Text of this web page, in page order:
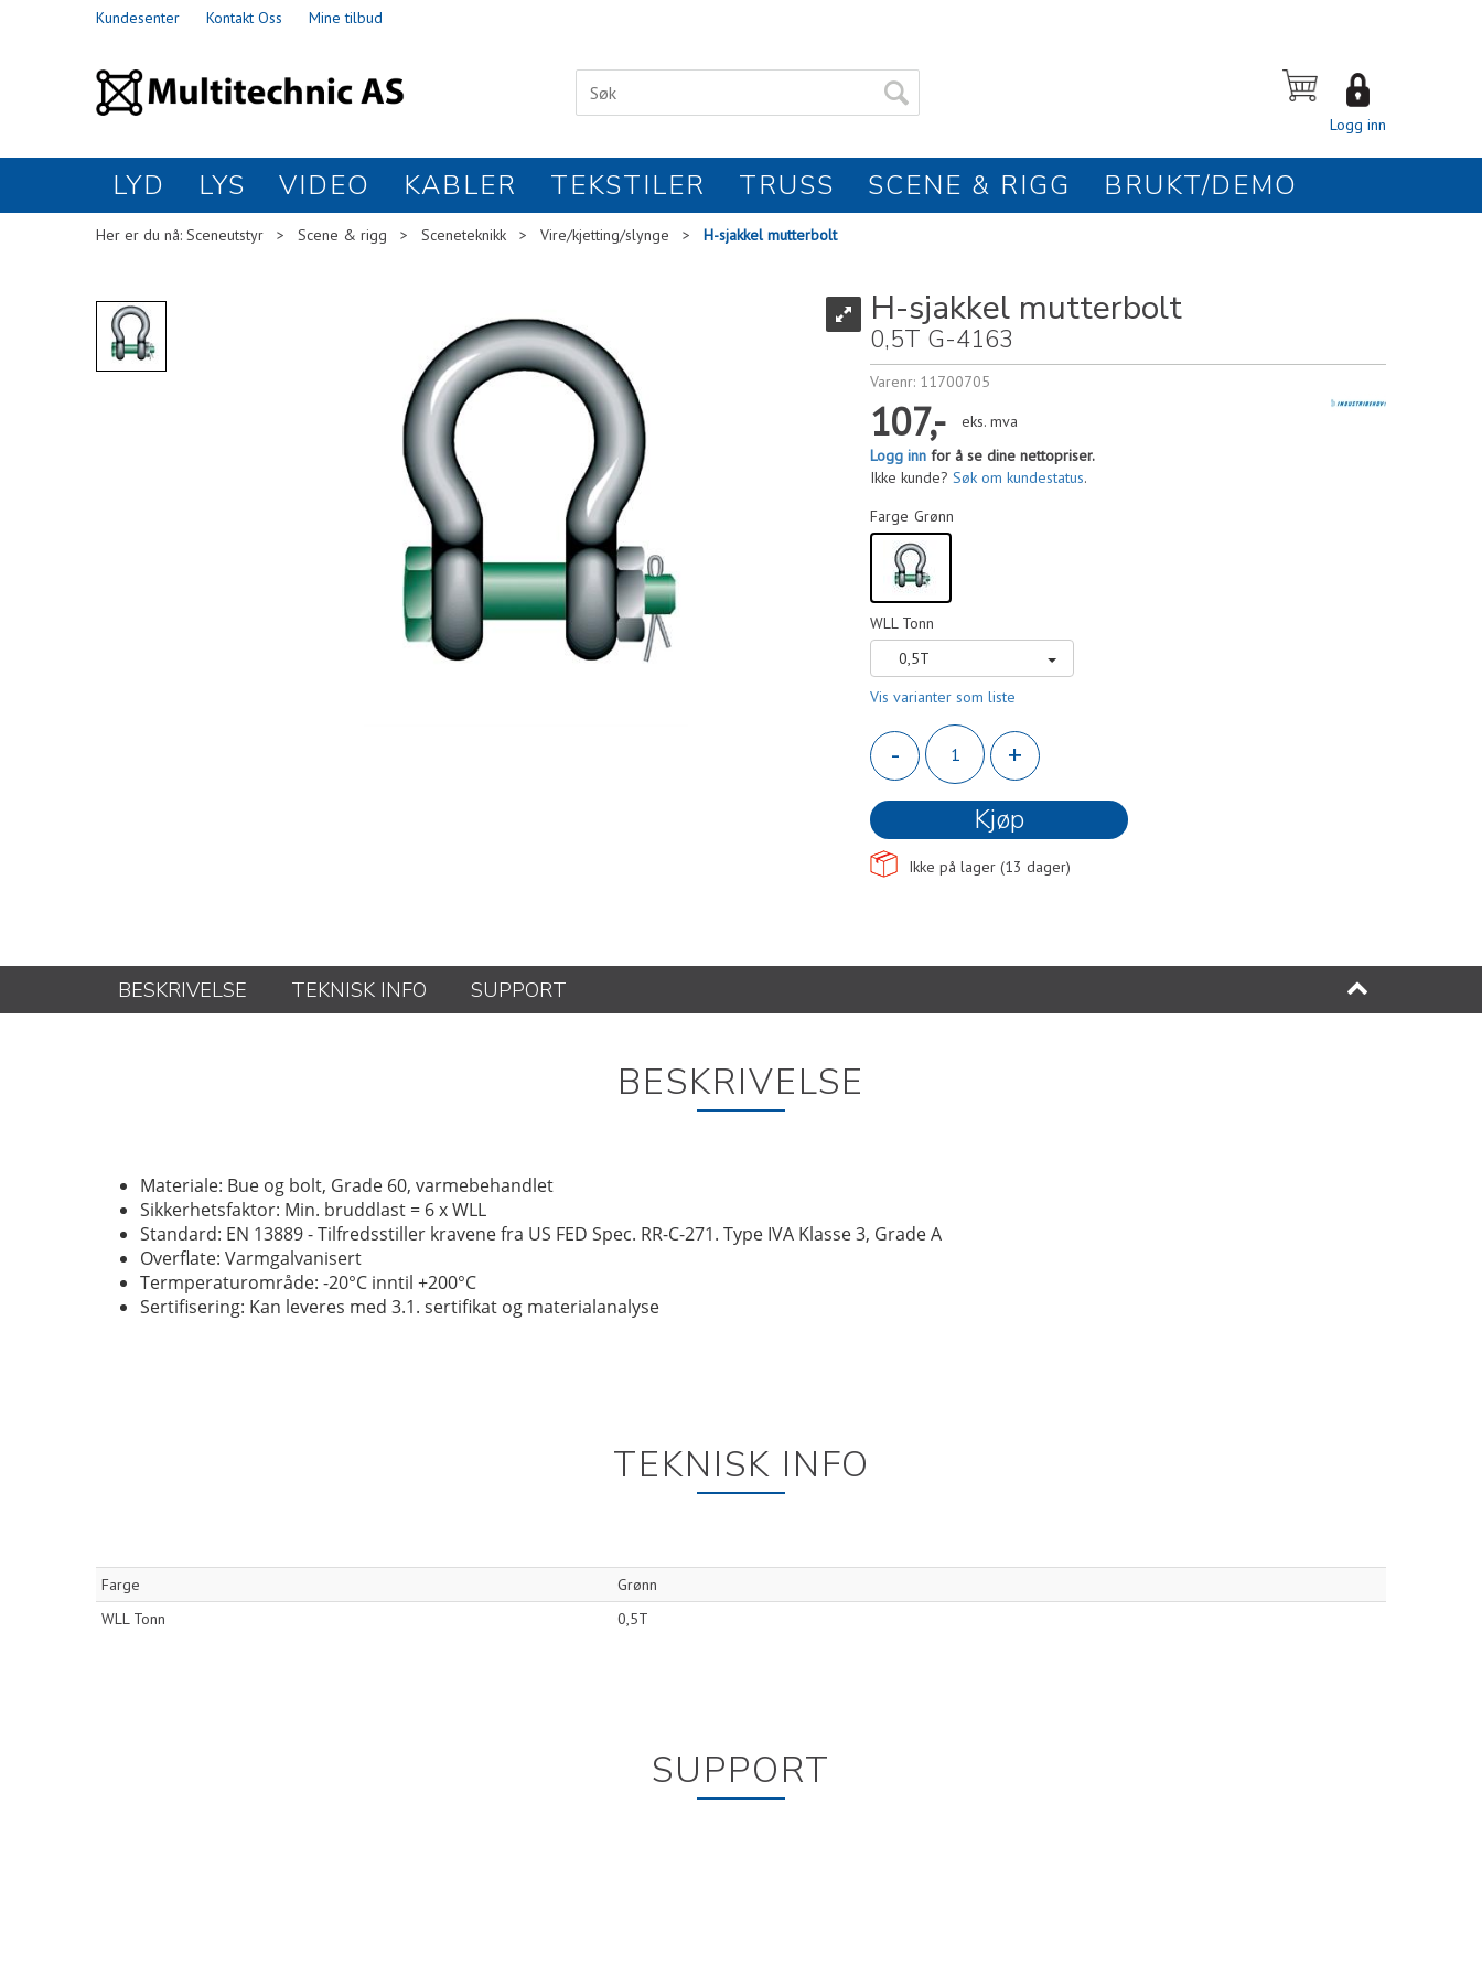
Kundesenter Kontakt Oss Mine tilbud
Logg inn
LYD LYS VIDEO KABLER TEKSTILER TRUSS SCENE & RIGG BRUKT/DEMO
Her er du nå: Sceneutstyr > Scene & rigg > Sceneteknikk > Vire/kjetting/slynge > H-sjakkel mutterbolt
H-sjakkel mutterbolt
0,5T G-4163
Varenr: 11700705
107,-
eks. mva
Logg inn for å se dine nettopriser.
Ikke kunde? Søk om kundestatus.
Farge Grønn
WLL Tonn
0,5T
Vis varianter som liste
-
+
Kjøp
Ikke på lager (13 dager)
BESKRIVELSE TEKNISK INFO SUPPORT
BESKRIVELSE
Materiale: Bue og bolt, Grade 60, varmebehandlet
Sikkerhetsfaktor: Min. bruddlast = 6 x WLL
Standard: EN 13889 - Tilfredsstiller kravene fra US FED Spec. RR-C-271. Type IVA Klasse 3, Grade A
Overflate: Varmgalvanisert
Termperaturområde: -20°C inntil +200°C
Sertifisering: Kan leveres med 3.1. sertifikat og materialanalyse
TEKNISK INFO
Farge
Grønn
WLL Tonn
0,5T
SUPPORT